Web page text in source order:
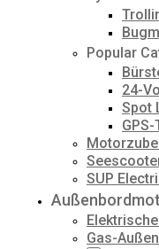
Popular
24-
Spot
SUP
Gas-